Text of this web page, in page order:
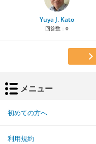
Yuya J. Kato
回答数： 0
メニュー
初めての方へ
利用規約